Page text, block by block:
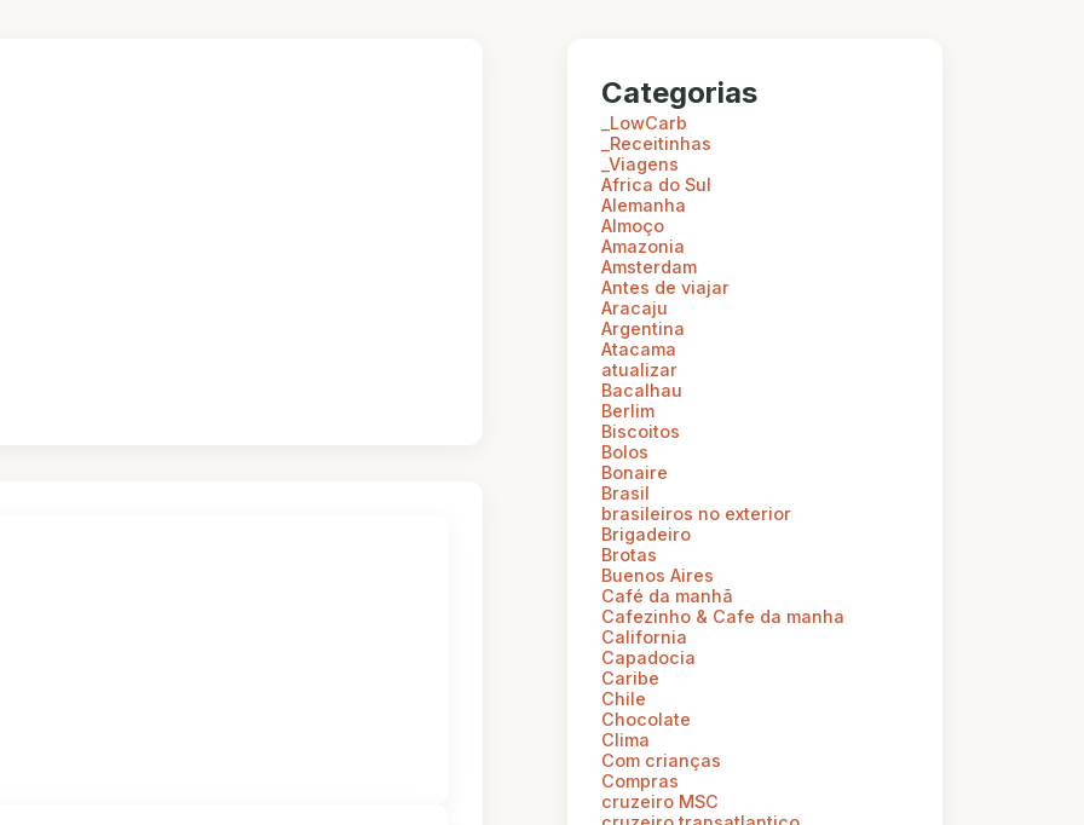
Categorias
_LowCarb
_Receitinhas
_Viagens
Africa do Sul
Alemanha
Almoço
Amazonia
Amsterdam
Antes de viajar
Aracaju
Argentina
Atacama
atualizar
Bacalhau
Berlim
Biscoitos
Bolos
Bonaire
Brasil
brasileiros no exterior
Brigadeiro
Brotas
Buenos Aires
Café da manhã
Cafezinho & Cafe da manha
California
Capadocia
Caribe
Chile
Chocolate
Clima
Com crianças
Compras
cruzeiro MSC